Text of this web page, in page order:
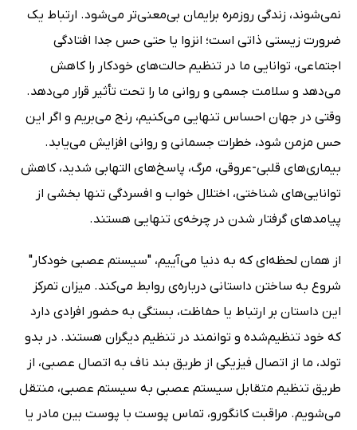
نمی‌شوند، زندگی روزمره برایمان بی‌معنی‌تر می‌شود. ارتباط یک
ضرورت زیستی ذاتی است؛ انزوا یا حتی حس جدا افتادگی
اجتماعی، توانایی ما در تنظیم حالت‌های خودکار را کاهش
می‌دهد و سلامت جسمی و روانی ما را تحت تأثیر قرار می‌دهد.
وقتی در جهان احساس تنهایی می‌کنیم، رنج می‌بریم و اگر این
حس مزمن شود، خطرات جسمانی و روانی افزایش می‌یابد.
بیماری‌های قلبی-عروقی، مرگ، پاسخ‌های التهابی شدید، کاهش
توانایی‌های شناختی، اختلال خواب و افسردگی تنها بخشی از
پیامدهای گرفتار شدن در چرخه‌ی تنهایی هستند.
از همان لحظه‌ای که به دنیا می‌آییم، "سیستم عصبی خودکار"
شروع به ساختن داستانی درباره‌ی روابط می‌کند. میزان تمرکز
این داستان بر ارتباط یا حفاظت، بستگی به حضور افرادی دارد
که خود تنظیم‌شده و توانمند در تنظیم دیگران هستند. در بدو
تولد، ما از اتصال فیزیکی از طریق بند ناف به اتصال عصبی، از
طریق تنظیم متقابل سیستم عصبی به سیستم عصبی، منتقل
می‌شویم. مراقبت کانگورو، تماس پوست با پوست بین مادر یا